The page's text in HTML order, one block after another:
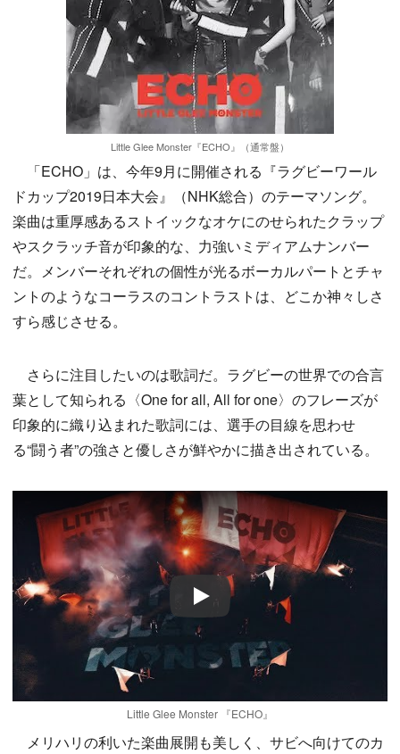
Little Glee Monster『ECHO』（通常盤）
「ECHO」は、今年9月に開催される『ラグビーワール
ドカップ2019日本大会』（NHK総合）のテーマソング。
楽曲は重厚感あるストイックなオケにのせられたクラップ
やスクラッチ音が印象的な、力強いミディアムナンバー
だ。メンバーそれぞれの個性が光るボーカルパートとチャ
ントのようなコーラスのコントラストは、どこか神々しさ
すら感じさせる。
さらに注目したいのは歌詞だ。ラグビーの世界での合言
葉として知られる〈One for all, All for one〉のフレーズが
印象的に織り込まれた歌詞には、選手の目線を思わせ
る“闘う者”の強さと優しさが鮮やかに描き出されている。
Play
Little Glee Monster 『ECHO』
メリハリの利いた楽曲展開も美しく、サビへ向けてのカ